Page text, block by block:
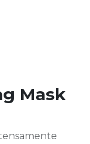
Mask